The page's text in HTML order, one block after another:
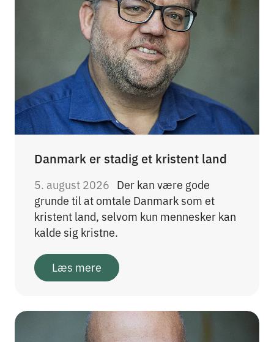
Danmark er stadig et kristent land
5. august 2026 Der kan være gode
grunde til at omtale Danmark som et
kristent land, selvom kun mennesker kan
kalde sig kristne.
Læs mere